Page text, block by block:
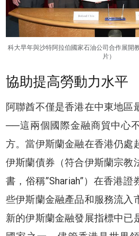
科大早年與沙特阿拉伯國家石油公司合作展開
片）
協助提高勞動力水平
阿聯酋不僅是香港在中東地區
──這兩個國際金融商貿中心
方。當伊斯蘭金融在香港仍處
伊斯蘭債券（符合伊斯蘭宗教
書，俗稱”Shariah”）在香港證
些伊斯蘭金融產品和服務流入
新的伊斯蘭金融發展指標中已